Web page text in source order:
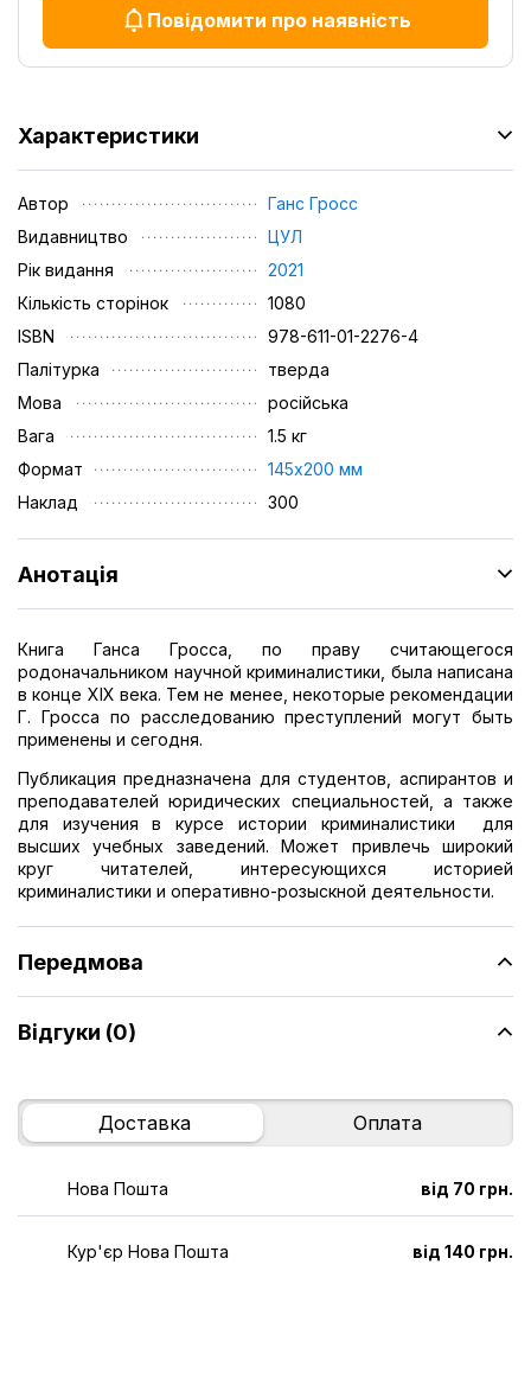
Повідомити про наявність
Характеристики
Автор
Ганс Гросс
Видавництво
ЦУЛ
Рік видання
2021
Кількість сторінок
1080
ISBN
978-611-01-2276-4
Палітурка
тверда
Мова
російська
Вага
1.5 кг
Формат
145х200 мм
Наклад
300
Анотація
Книга Ганса Гросса, по праву считающегося
родоначальником научной криминалистики, была написана
в конце XIX века. Тем не менее, некоторые рекомендации
Г. Гросса по расследованию преступлений могут быть
применены и сегодня.
Публикация предназначена для студентов, аспирантов и
преподавателей юридических специальностей, а также
для изучения в курсе истории криминалистики для
высших учебных заведений. Может привлечь широкий
круг читателей, интересующихся историей
криминалистики и оперативно-розыскной деятельности.
Передмова
Відгуки (0)
Доставка Оплата
Нова Пошта від 70 грн.
Кур'єр Нова Пошта від 140 грн.